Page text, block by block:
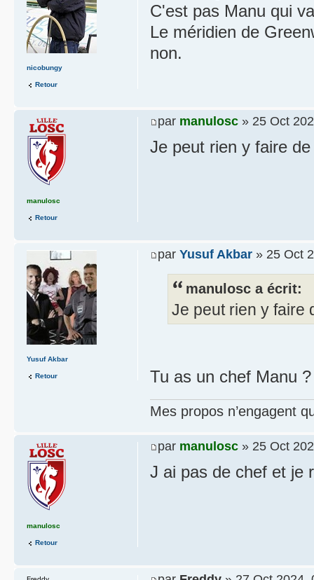
C'est pas Manu qui
Le méridien de
non.
nicobungy
Retour
par manulosc » 25 Oct
Je peut rien y faire
manulosc
Retour
par Yusuf Akbar » 25 Oct
manulosc a écrit:
Je peut rien y faire
Tu as un chef Manu
Mes propos n’engagent
Yusuf Akbar
Retour
par manulosc » 25 Oct
J ai pas de chef et je
manulosc
Retour